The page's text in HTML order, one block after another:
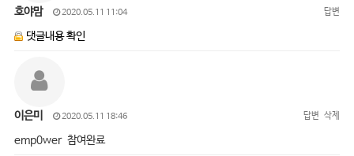
호야맘 2020.05.11 11:04 답변
댓글내용 확인
이은미 2020.05.11 18:46 답변 삭제
emp0wer 참여완료